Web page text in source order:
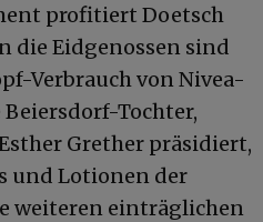
profitiert Doetsch
die Eidgenossen sind
Verbrauch von Nivea-
Tochter,
Grether präsidiert,
und Lotionen der
weiteren einträglichen